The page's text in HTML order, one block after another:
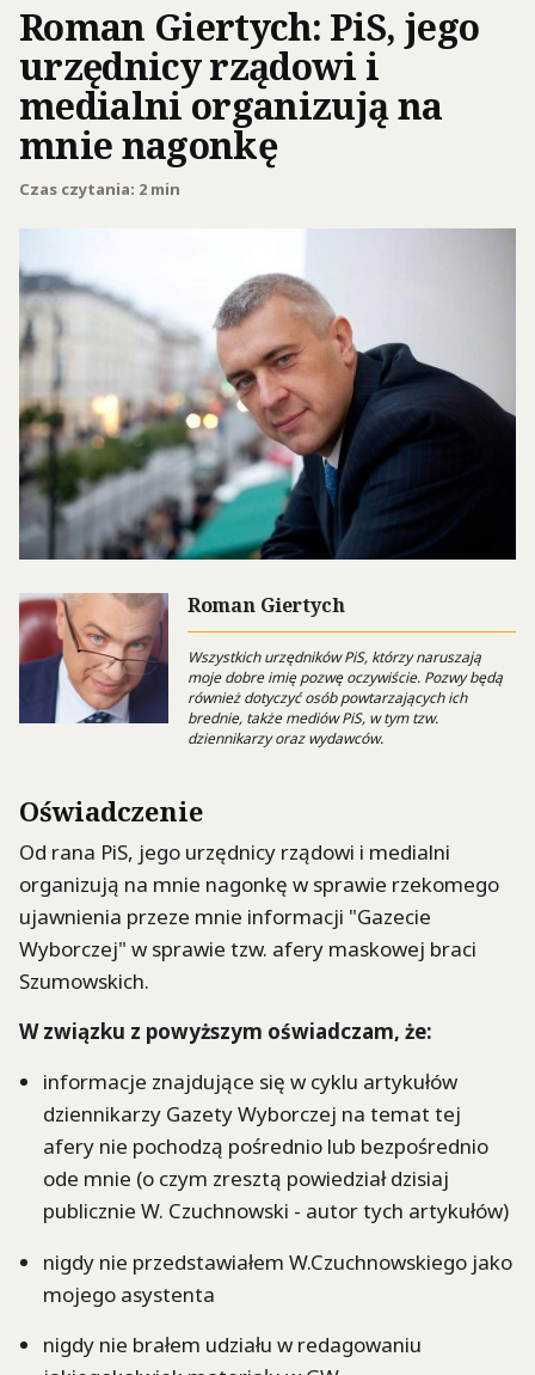
Roman Giertych: PiS, jego
urzędnicy rządowi i
medialni organizują na
mnie nagonkę
Czas czytania: 2 min
Roman Giertych
Wszystkich urzędników PiS, którzy naruszają
moje dobre imię pozwę oczywiście. Pozwy będą
również dotyczyć osób powtarzających ich
brednie, także mediów PiS, w tym tzw.
dziennikarzy oraz wydawców.
Oświadczenie
Od rana PiS, jego urzędnicy rządowi i medialni
organizują na mnie nagonkę w sprawie rzekomego
ujawnienia przeze mnie informacji "Gazecie
Wyborczej" w sprawie tzw. afery maskowej braci
Szumowskich.
W związku z powyższym oświadczam, że:
informacje znajdujące się w cyklu artykułów
dziennikarzy Gazety Wyborczej na temat tej
afery nie pochodzą pośrednio lub bezpośrednio
ode mnie (o czym zresztą powiedział dzisiaj
publicznie W. Czuchnowski - autor tych artykułów)
nigdy nie przedstawiałem W.Czuchnowskiego jako
mojego asystenta
nigdy nie brałem udziału w redagowaniu